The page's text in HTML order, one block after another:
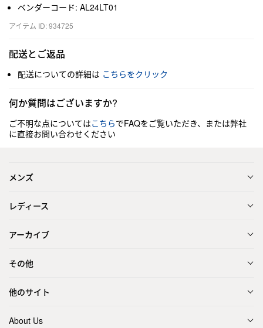
ベンダーコード: AL24LT01
アイテム ID: 934725
配送とご返品
配送についての詳細は こちらをクリック
何か質問はございますか?
ご不明な点についてはこちらでFAQをご覧いただき、または弊社
に直接お問い合わせください
メンズ
レディース
アーカイブ
その他
他のサイト
About Us